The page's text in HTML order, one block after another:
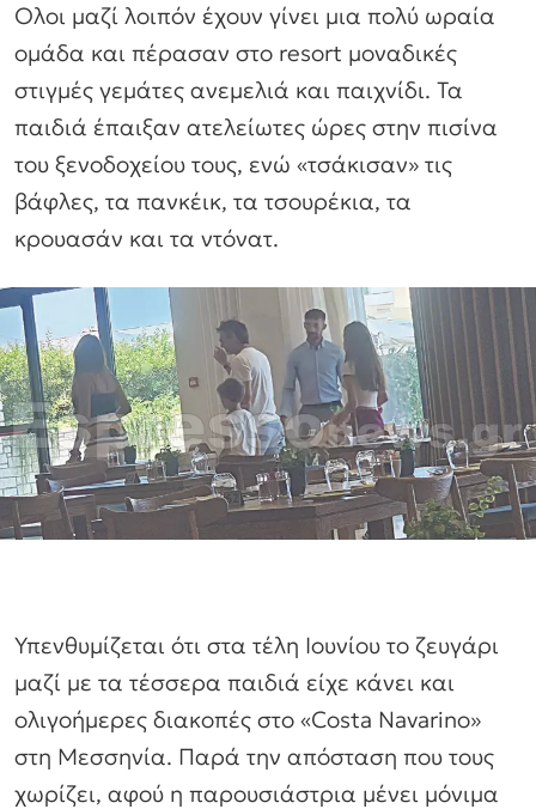
Ολοι μαζί λοιπόν έχουν γίνει μια πολύ ωραία
ομάδα και πέρασαν στο resort μοναδικές
στιγμές γεμάτες ανεμελιά και παιχνίδι. Τα
παιδιά έπαιξαν ατελείωτες ώρες στην πισίνα
του ξενοδοχείου τους, ενώ «τσάκισαν» τις
βάφλες, τα πανκέικ, τα τσουρέκια, τα
κρουασάν και τα ντόνατ.
Υπενθυμίζεται ότι στα τέλη Ιουνίου το ζευγάρι
μαζί με τα τέσσερα παιδιά είχε κάνει και
ολιγοήμερες διακοπές στο «Costa Navarino»
στη Μεσσηνία. Παρά την απόσταση που τους
χωρίζει, αφού η παρουσιάστρια μένει μόνιμα